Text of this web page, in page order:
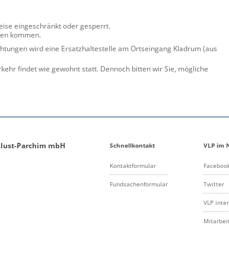
eingeschränkt oder gesperrt.
kommen.
wird eine Ersatzhaltestelle am Ortseingang Kladrum (aus
findet wie gewohnt statt. Dennoch bitten wir Sie, mögliche
Parchim mbH Schnellkontakt
Kontaktformular
Fundsachenformular
VLP im
Twitter
VLP